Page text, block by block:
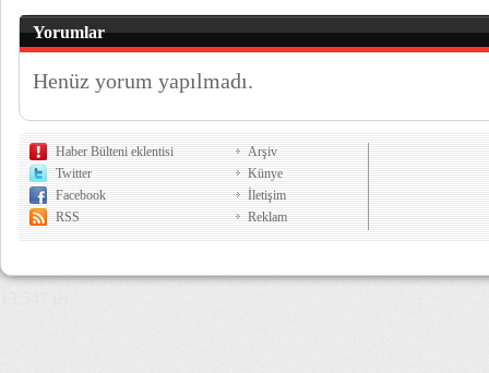
Yorumlar
Henüz yorum yapılmadı.
Haber Bülteni eklentisi
Twitter
Facebook
RSS
Arşiv
Künye
İletişim
Reklam